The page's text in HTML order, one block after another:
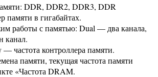
DDR, DDR2, DDR3, DDR
памяти в гигабайтах.
работы с памятью: Dual — два канала,
канал.
частота контроллера памяти.
памяти, текущая частота памяти
«Частота DRAM.